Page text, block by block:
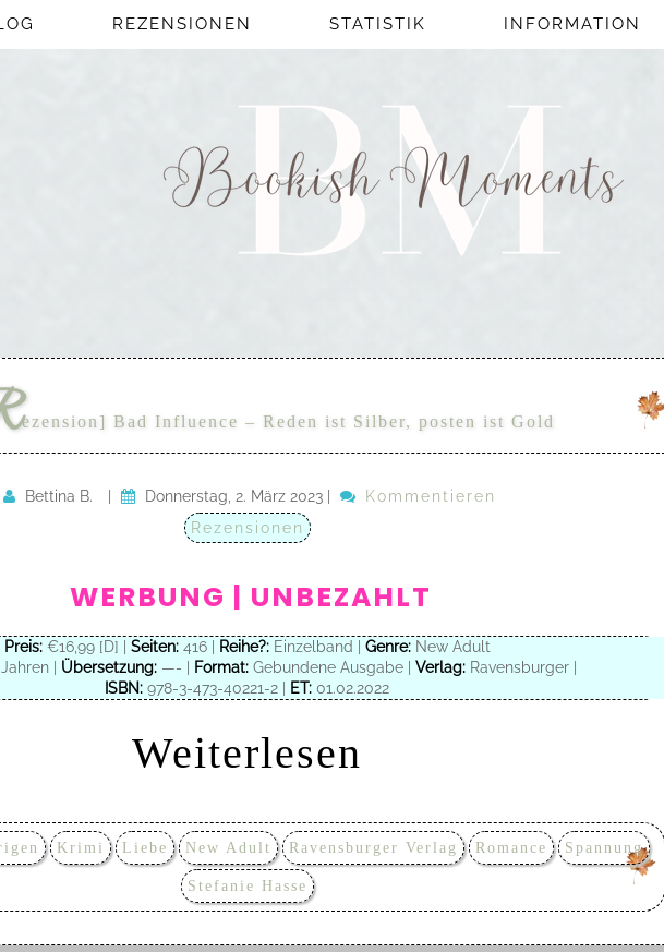
REZENSIONEN STATISTIK INFORMATION
ezension] Bad Influence – Reden ist Silber, posten ist Gold
Bettina B. Donnerstag, 2. März 2023
Kommentieren
Rezensionen
WERBUNG | UNBEZAHLT
Preis:€16,99 [D] | Seiten:416 | Reihe?:Einzelband | Genre:New Adult
| Übersetzung: —- | Format: Gebundene Ausgabe | Verlag: Ravensburger |
ISBN: 978-3-473-40221-2 | ET: 01.02.2022
Weiterlesen
Krimi Liebe New Adult Ravensburger Verlag Romance Spannung
Stefanie Hasse